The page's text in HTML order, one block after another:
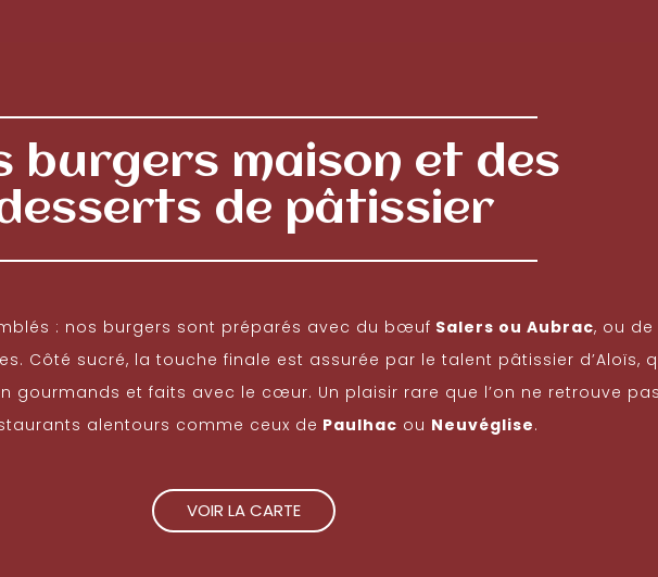
burgers maison et des
de pâtissier
: nos burgers sont préparés avec du bœuf Salers ou Aubrac, ou
Côté sucré, la touche finale est assurée par le talent pâtissier d’Aloïs,
gourmands et faits avec le cœur. Un plaisir rare que l’on ne retrouve
alentours comme ceux de Paulhac ou Neuvéglise.
VOIR LA CARTE